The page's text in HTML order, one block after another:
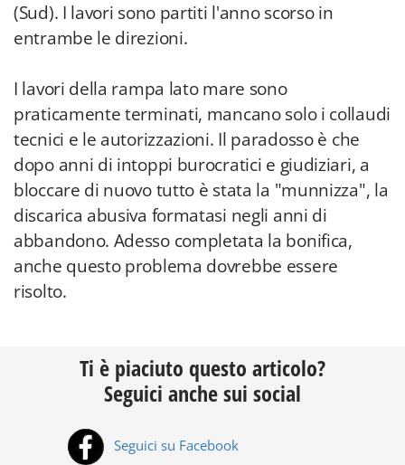
(Sud). I lavori sono partiti l'anno scorso in
entrambe le direzioni.
I lavori della rampa lato mare sono
praticamente terminati, mancano solo i collaudi
tecnici e le autorizzazioni. Il paradosso è che
dopo anni di intoppi burocratici e giudiziari, a
bloccare di nuovo tutto è stata la "munnizza", la
discarica abusiva formatasi negli anni di
abbandono. Adesso completata la bonifica,
anche questo problema dovrebbe essere
risolto.
Ti è piaciuto questo articolo?
Seguici anche sui social
Seguici su Facebook